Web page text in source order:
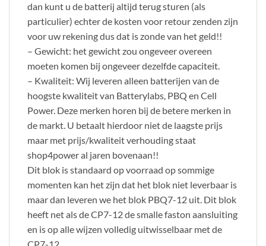
dan kunt u de batterij altijd terug sturen (als
particulier) echter de kosten voor retour zenden zijn
voor uw rekening dus dat is zonde van het geld!!
– Gewicht: het gewicht zou ongeveer overeen
moeten komen bij ongeveer dezelfde capaciteit.
– Kwaliteit: Wij leveren alleen batterijen van de
hoogste kwaliteit van Batterylabs, PBQ en Cell
Power. Deze merken horen bij de betere merken in
de markt. U betaalt hierdoor niet de laagste prijs
maar met prijs/kwaliteit verhouding staat
shop4power al jaren bovenaan!!
Dit blok is standaard op voorraad op sommige
momenten kan het zijn dat het blok niet leverbaar is
maar dan leveren we het blok PBQ7-12 uit. Dit blok
heeft net als de CP7-12 de smalle faston aansluiting
en is op alle wijzen volledig uitwisselbaar met de